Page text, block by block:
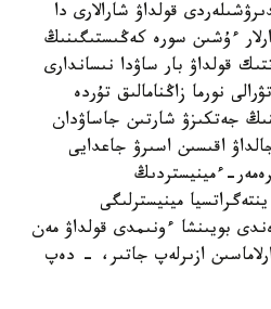
قولداۋ شارالارى دا
ءۇشىن سورە كەڭىستىگىنىڭ
قولداۋ بار ساۋدا نىساندارى
%50 ءبولۋ تۋرالى نورما زاڭنامالىق تۇردە
جەتكىزۋ شارتىن جاساۋدان
اقىسىن اسىرۋ جاعدايى
ءمينيستردىڭ
مينيسترلىگى
بويىنشا ءونىمدى قولداۋ مەن
ازىرلەپ جاتىر، - دەپ